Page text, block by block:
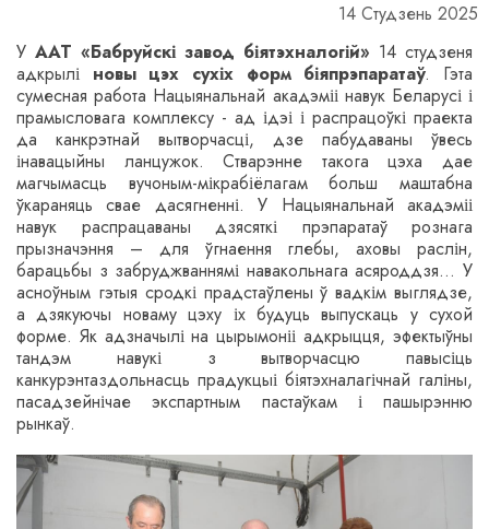
14 Студзень 2025
У ААТ «Бабруйскі завод біятэхналогій» 14 студзеня
адкрылі новы цэх сухіх форм біяпрэпаратаў. Гэта
сумесная работа Нацыянальнай акадэміі навук Беларусі і
прамысловага комплексу - ад ідэі і распрацоўкі праекта
да канкрэтнай вытворчасці, дзе пабудаваны ўвесь
інавацыйны ланцужок. Стварэнне такога цэха дае
магчымасць вучоным-мікрабіёлагам больш маштабна
ўкараняць свае дасягненні. У Нацыянальнай акадэміі
навук распрацаваны дзясяткі прэпаратаў рознага
прызначэння – для ўгнаення глебы, аховы раслін,
барацьбы з забруджваннямі навакольнага асяроддзя… У
асноўным гэтыя сродкі прадстаўлены ў вадкім выглядзе,
а дзякуючы новаму цэху іх будуць выпускаць у сухой
форме. Як адзначылі на цырымоніі адкрыцця, эфектыўны
тандэм навукі з вытворчасцю павысіць
канкурэнтаздольнасць прадукцыі біятэхналагічнай галіны,
пасадзейнічае экспартным пастаўкам і пашырэнню
рынкаў.